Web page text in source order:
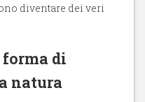
diventare dei veri
di
natura